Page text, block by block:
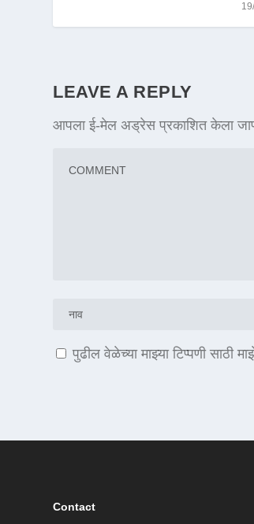
LEAVE A REPLY
आपला ई-मेल अड्रेस प्रकाशित केला
पुढील वेळेच्या माझ्या टिप्पणी
Contact